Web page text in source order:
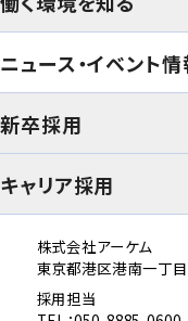
株式会社アーケム
東京都港区港南一丁
採用担当
ニュース・イベント
新卒採用
キャリア採用